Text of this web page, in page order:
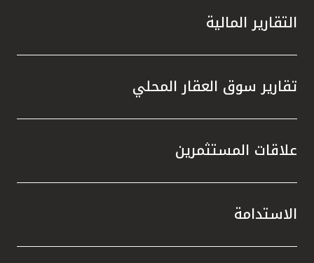
التقارير المالية
تقارير سوق العقار المحلي
علاقات المستثمرين
الاستدامة